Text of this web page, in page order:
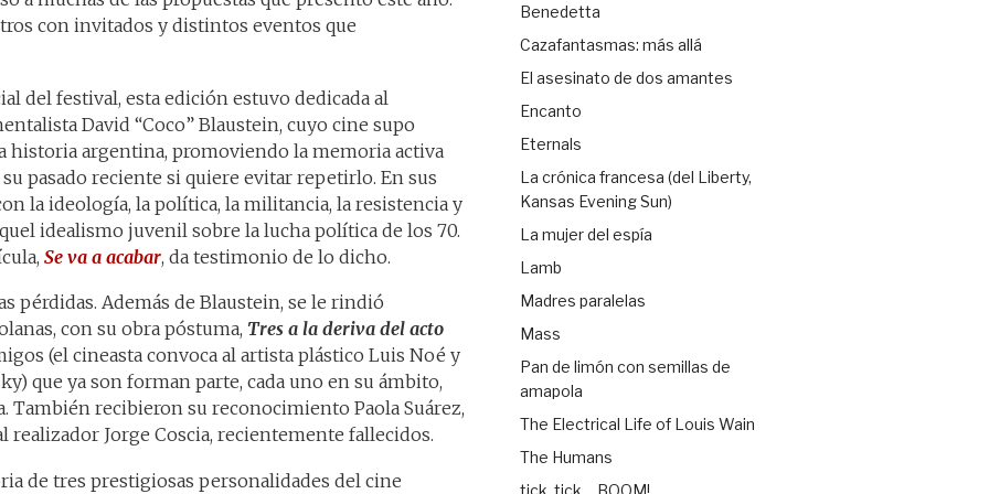
con invitados y distintos eventos que
del festival, esta edición estuvo dedicada al
David “Coco” Blaustein, cuyo cine supo
historia argentina, promoviendo la memoria activa
pasado reciente si quiere evitar repetirlo. En sus
la ideología, la política, la militancia, la resistencia y
idealismo juvenil sobre la lucha política de los 70.
Se va a acabar, da testimonio de lo dicho.
pérdidas. Además de Blaustein, se le rindió
con su obra póstuma, Tres a la deriva del acto
(el cineasta convoca al artista plástico Luis Noé y
que ya son forman parte, cada uno en su ámbito,
También recibieron su reconocimiento Paola Suárez,
realizador Jorge Coscia, recientemente fallecidos.
de tres prestigiosas personalidades del cine
Benedetta
Cazafantasmas: más allá
El asesinato de dos amantes
Encanto
Eternals
La crónica francesa (del Liberty,
Kansas Evening Sun)
La mujer del espía
Lamb
Madres paralelas
Mass
Pan de limón con semillas de
amapola
The Electrical Life of Louis Wain
The Humans